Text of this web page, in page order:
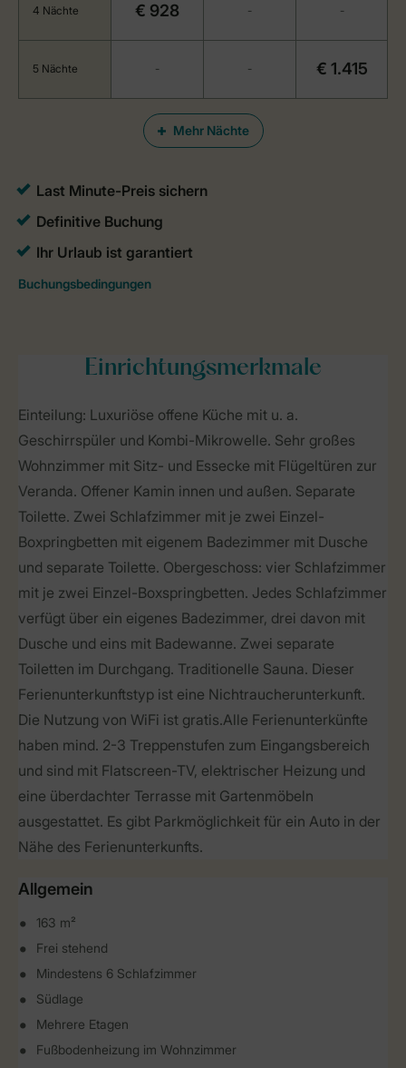
Mehr Nächte
4 Nächte € 928 - -
5 Nächte - - € 1.415
Einrichtungsmerkmale
Einteilung: Luxuriöse offene Küche mit u. a.
Geschirrspüler und Kombi-Mikrowelle. Sehr großes
Wohnzimmer mit Sitz- und Essecke mit Flügeltüren zur
Veranda. Offener Kamin innen und außen. Separate
Toilette. Zwei Schlafzimmer mit je zwei Einzel-
Boxpringbetten mit eigenem Badezimmer mit Dusche
und separate Toilette. Obergeschoss: vier Schlafzimmer
mit je zwei Einzel-Boxspringbetten. Jedes Schlafzimmer
verfügt über ein eigenes Badezimmer, drei davon mit
Dusche und eins mit Badewanne. Zwei separate
Toiletten im Durchgang. Traditionelle Sauna. Dieser
Ferienunterkunftstyp ist eine Nichtraucherunterkunft.
Die Nutzung von WiFi ist gratis.Alle Ferienunterkünfte
haben mind. 2-3 Treppenstufen zum Eingangsbereich
und sind mit Flatscreen-TV, elektrischer Heizung und
eine überdachter Terrasse mit Gartenmöbeln
ausgestattet. Es gibt Parkmöglichkeit für ein Auto in der
Nähe des Ferienunterkunfts.
Allgemein
163 m²
Frei stehend
Mindestens 6 Schlafzimmer
Südlage
Mehrere Etagen
Fußbodenheizung im Wohnzimmer